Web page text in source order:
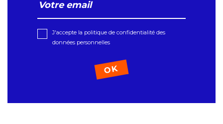
J'accepte la politique de confidentialité des
données personnelles